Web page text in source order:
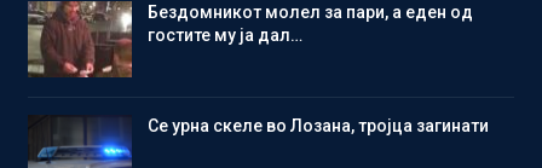
Бездомникот молел за пари, а еден од
гостите му ја дал…
Се урна скеле во Лозана, тројца загинати